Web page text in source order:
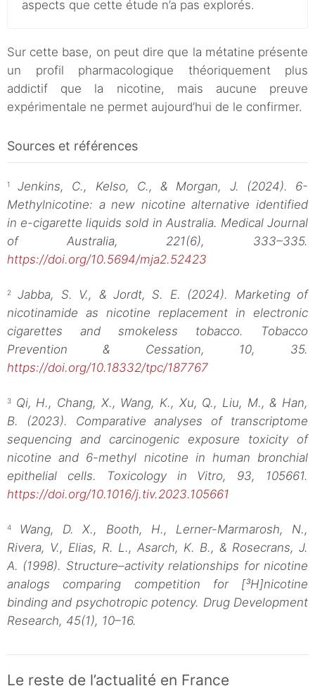
aspects que cette étude n’a pas explorés.
Sur cette base, on peut dire que la métatine présente
un profil pharmacologique théoriquement plus
addictif que la nicotine, mais aucune preuve
expérimentale ne permet aujourd’hui de le confirmer.
Sources et références
1
Jenkins, C., Kelso, C., & Morgan, J. (2024). 6-
Methylnicotine: a new nicotine alternative identified
in e-cigarette liquids sold in Australia. Medical Journal
of Australia, 221(6), 333–335.
https://doi.org/10.5694/mja2.52423
2
Jabba, S. V., & Jordt, S. E. (2024). Marketing of
nicotinamide as nicotine replacement in electronic
cigarettes and smokeless tobacco. Tobacco
Prevention & Cessation, 10, 35.
https://doi.org/10.18332/tpc/187767
3
Qi, H., Chang, X., Wang, K., Xu, Q., Liu, M., & Han,
B. (2023). Comparative analyses of transcriptome
sequencing and carcinogenic exposure toxicity of
nicotine and 6-methyl nicotine in human bronchial
epithelial cells. Toxicology in Vitro, 93, 105661.
https://doi.org/10.1016/j.tiv.2023.105661
4
Wang, D. X., Booth, H., Lerner-Marmarosh, N.,
Rivera, V., Elias, R. L., Asarch, K. B., & Rosecrans, J.
A. (1998). Structure–activity relationships for nicotine
analogs comparing competition for [³H]nicotine
binding and psychotropic potency. Drug Development
Research, 45(1), 10–16.
Le reste de l’actualité en France